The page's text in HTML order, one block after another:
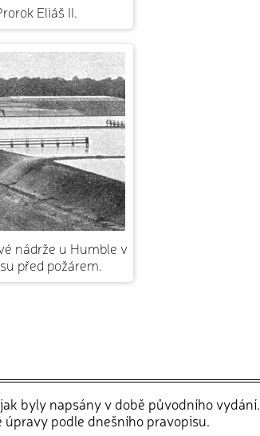
Eliáš II.
nádrže u Humble v
před požárem.
byly napsány v době původního vydání.
podle dnešního pravopisu.